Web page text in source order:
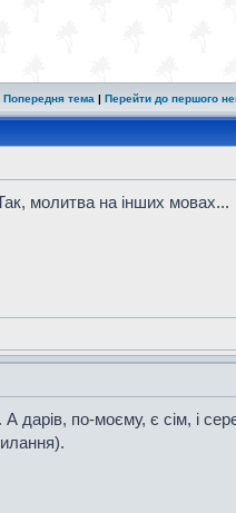
Попередня тема | Перейти до першого
молитва на інших мовах...
дарів, по-моєму, є сім, і